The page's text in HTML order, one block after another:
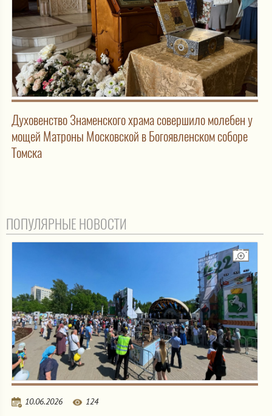
Духовенство Знаменского храма совершило молебен у
мощей Матроны Московской в Богоявленском соборе
Томска
ПОПУЛЯРНЫЕ НОВОСТИ
10.06.2026 124